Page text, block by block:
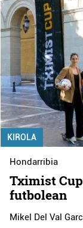
KIROLA
Hondarribia
Tximist
futbolean
Mikel Del Val